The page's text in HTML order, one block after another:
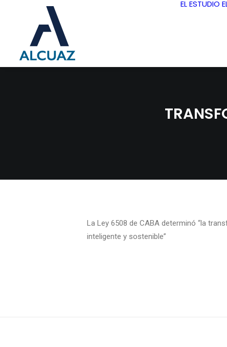
EL ESTUDIO
La Ley 6508 de CABA determinó “la
inteligente y sostenible”